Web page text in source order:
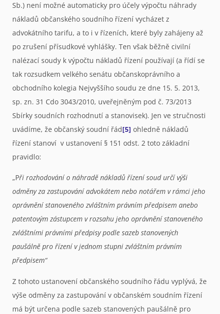
Sb.) není možné automaticky pro účely výpočtu náhrady
nákladů občanského soudního řízení vycházet z
advokátního tarifu, a to i v řízeních, které byly zahájeny až
po zrušení přísudkové vyhlášky. Ten však běžně civilní
nalézací soudy k výpočtu nákladů řízení používají (a řídí se
tak rozsudkem velkého senátu občanskoprávního a
obchodního kolegia Nejvyššího soudu ze dne 15. 5. 2013,
sp. zn. 31 Cdo 3043/2010, uveřejněným pod č. 73/2013
Sbírky soudních rozhodnutí a stanovisek). Jen ve stručnosti
uvádíme, že občanský soudní řád[5] ohledně nákladů
řízení stanoví v ustanovení § 151 odst. 2 toto základní
pravidlo:
„Při rozhodování o náhradě nákladů řízení soud určí výši
odměny za zastupování advokátem nebo notářem v rámci jeho
oprávnění stanoveného zvláštním právním předpisem anebo
patentovým zástupcem v rozsahu jeho oprávnění stanoveného
zvláštními právními předpisy podle sazeb stanovených
paušálně pro řízení v jednom stupni zvláštním právním
předpisem“
Z tohoto ustanovení občanského soudního řádu vyplývá, že
výše odměny za zastupování v občanském soudním řízení
má být určena podle sazeb stanovených paušálně pro